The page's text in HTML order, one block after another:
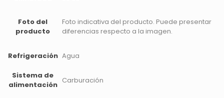
Foto del
producto
Foto indicativa del producto. Puede presentar
diferencias respecto a la imagen.
Refrigeración Agua
Sistema de
alimentación Carburación